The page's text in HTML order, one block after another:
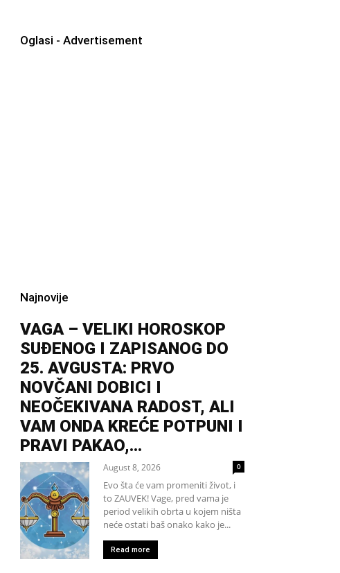
Oglasi - Advertisement
Najnovije
VAGA – VELIKI HOROSKOP
SUĐENOG I ZAPISANOG DO
25. AVGUSTA: PRVO
NOVČANI DOBICI I
NEOČEKIVANA RADOST, ALI
VAM ONDA KREĆE POTPUNI I
PRAVI PAKAO,...
August 8, 2026 0
Evo šta će vam promeniti život, i
to ZAUVEK! Vage, pred vama je
period velikih obrta u kojem ništa
neće ostati baš onako kako je...
Read more